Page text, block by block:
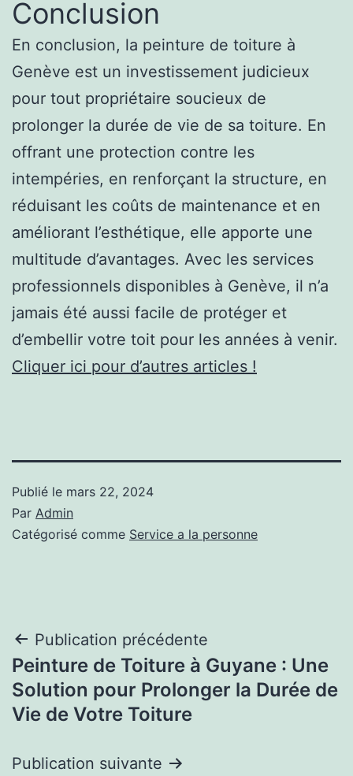
Conclusion
En conclusion, la peinture de toiture à
Genève est un investissement judicieux
pour tout propriétaire soucieux de
prolonger la durée de vie de sa toiture. En
offrant une protection contre les
intempéries, en renforçant la structure, en
réduisant les coûts de maintenance et en
améliorant l’esthétique, elle apporte une
multitude d’avantages. Avec les services
professionnels disponibles à Genève, il n’a
jamais été aussi facile de protéger et
d’embellir votre toit pour les années à venir.
Cliquer ici pour d’autres articles !
Publié le mars 22, 2024
Par Admin
Catégorisé comme Service a la personne
Navigation
de
l’article
Publication précédente
Peinture de Toiture à Guyane : Une
Solution pour Prolonger la Durée de
Vie de Votre Toiture
Publication suivante